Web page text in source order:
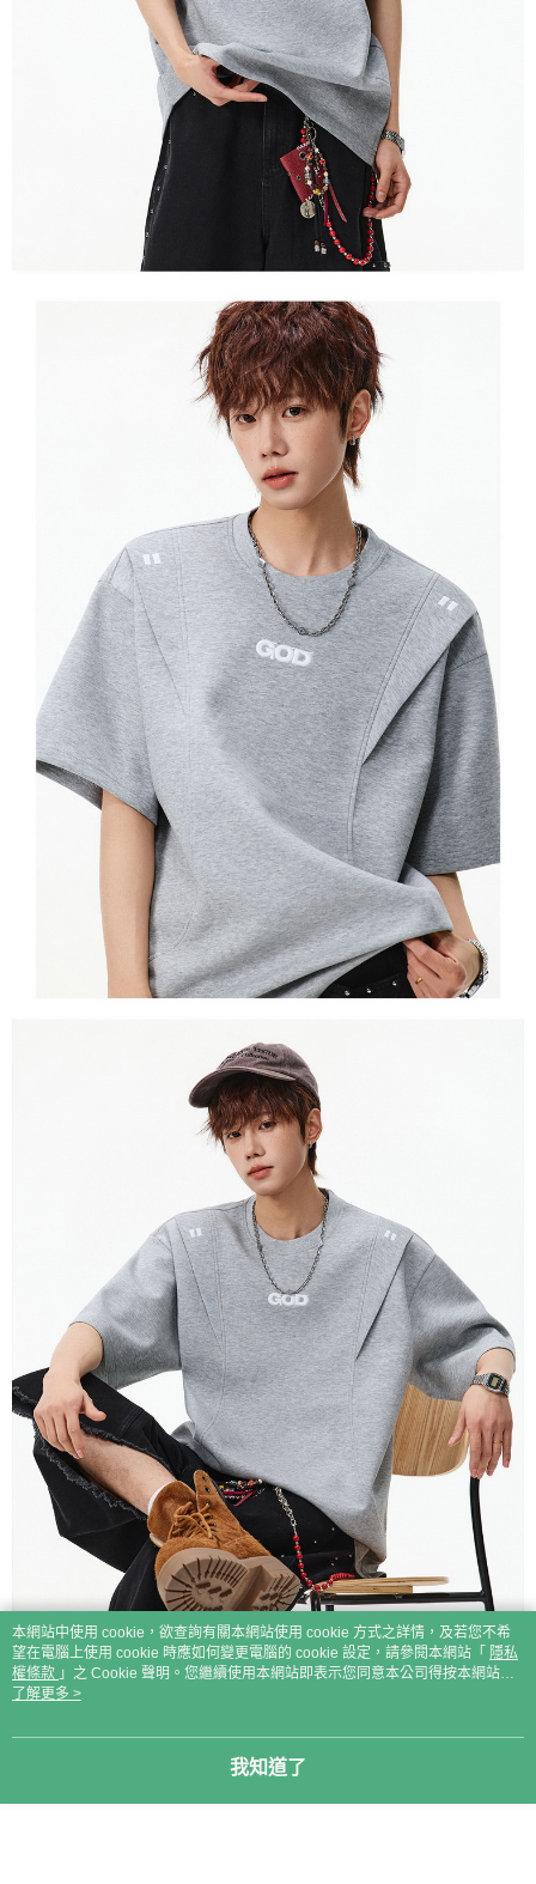
本網站中使用 cookie，欲查詢有關本網站使用 cookie 方式之詳情，及若您不希
望在電腦上使用 cookie 時應如何變更電腦的 cookie 設定，請參閱本網站「 隱私
權條款 」之 Cookie 聲明。您繼續使用本網站即表示您同意本公司得按本網站使
用條款之 Cookie 聲明使用 cookie。
了解更多 >
我知道了